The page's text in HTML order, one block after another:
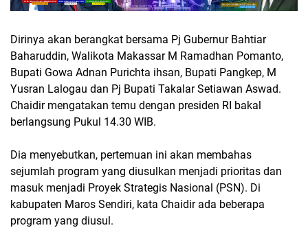
Dirinya akan berangkat bersama Pj Gubernur Bahtiar
Baharuddin, Walikota Makassar M Ramadhan Pomanto,
Bupati Gowa Adnan Purichta ihsan, Bupati Pangkep, M
Yusran Lalogau dan Pj Bupati Takalar Setiawan Aswad.
Chaidir mengatakan temu dengan presiden RI bakal
berlangsung Pukul 14.30 WIB.
Dia menyebutkan, pertemuan ini akan membahas
sejumlah program yang diusulkan menjadi prioritas dan
masuk menjadi Proyek Strategis Nasional (PSN). Di
kabupaten Maros Sendiri, kata Chaidir ada beberapa
program yang diusul.